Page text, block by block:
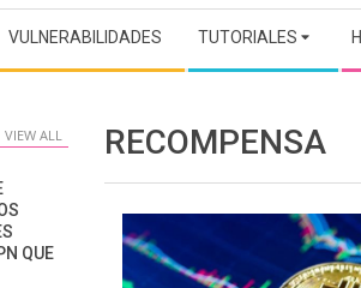
VULNERABILIDADES TUTORIALES
RECOMPENSA
VIEW ALL
QUE